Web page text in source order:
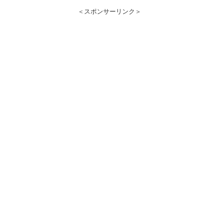
＜スポンサーリンク＞